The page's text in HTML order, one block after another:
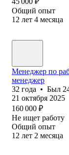
Общий опыт
12 лет 4 месяца
Менеджер по
менеджер
32 года • Был
21 октября 2025
160 000 ₽
Не ищет работу
Общий опыт
12 лет 2 месяца